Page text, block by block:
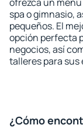
spa o gimnasio,
pequeños. El
opción perfecta
negocios, así
talleres para sus
¿Cómo